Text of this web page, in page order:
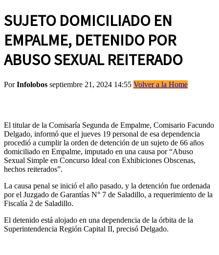
SUJETO DOMICILIADO EN
EMPALME, DETENIDO POR
ABUSO SEXUAL REITERADO
PorInfolobos septiembre 21, 2024 14:55 Volver a la Home
El titular de la Comisaría Segunda de Empalme, Comisario Facundo
Delgado, informó que el jueves 19 personal de esa dependencia
procedió a cumplir la orden de detención de un sujeto de 66 años
domiciliado en Empalme, imputado en una causa por “Abuso
Sexual Simple en Concurso Ideal con Exhibiciones Obscenas,
hechos reiterados”.
La causa penal se inició el año pasado, y la detención fue ordenada
por el Juzgado de Garantías N° 7 de Saladillo, a requerimiento de la
Fiscalía 2 de Saladillo.
El detenido está alojado en una dependencia de la órbita de la
Superintendencia Región Capital II, precisó Delgado.